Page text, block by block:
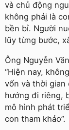
và chủ động
không phải là
bền bỉ. Người
lũy từng bước,
Ông Nguyễn
“Hiện nay,
vốn và thời gian
hướng đi riêng,
mô hình phát
con tham khảo”.